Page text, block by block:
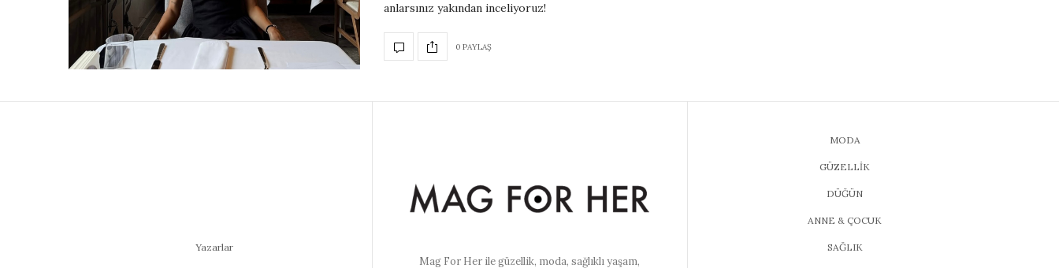
anlarsınız yakından inceliyoruz!
0 PAYLAŞ
Yazarlar
Mag For Her ile güzellik, moda, sağlıklı yaşam,
MODA
GÜZELLİK
DÜĞÜN
ANNE & ÇOCUK
SAĞLIK